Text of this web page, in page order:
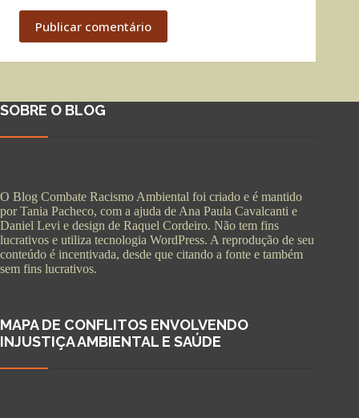
Publicar comentário
SOBRE O BLOG
O Blog Combate Racismo Ambiental foi criado e é mantido
por Tania Pacheco, com a ajuda de Ana Paula Cavalcanti e
Daniel Levi e design de Raquel Cordeiro. Não tem fins
lucrativos e utiliza tecnologia WordPress. A reprodução de seu
conteúdo é incentivada, desde que citando a fonte e também
sem fins lucrativos.
MAPA DE CONFLITOS ENVOLVENDO
INJUSTIÇA AMBIENTAL E SAÚDE